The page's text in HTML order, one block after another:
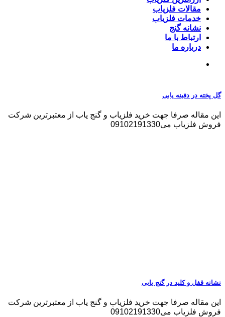
مقالات فلزیاب
خدمات فلزیاب
نشانه گنج
ارتباط با ما
درباره ما
گل پخته در دفینه یابی
این مقاله صرفا جهت خرید فلزیاب و گنج یاب از معتبرترین شرکت
فروش فلزیاب می09102191330
نشانه قفل و کلید در گنج یابی
این مقاله صرفا جهت خرید فلزیاب و گنج یاب از معتبرترین شرکت
فروش فلزیاب می09102191330